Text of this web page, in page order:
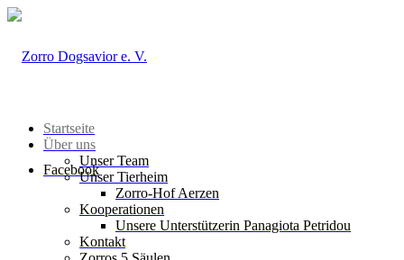
Facebook
Startseite
Über uns
Unser Team
Unser Tierheim
Zorro-Hof Aerzen
Kooperationen
Unsere Unterstützerin Panagiota Petridou
Kontakt